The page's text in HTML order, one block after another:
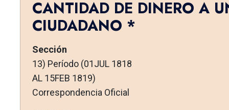
CANTIDAD DE DINERO A
CIUDADANO *
Sección
13) Período (01JUL 1818
AL 15FEB 1819)
Correspondencia Oficial